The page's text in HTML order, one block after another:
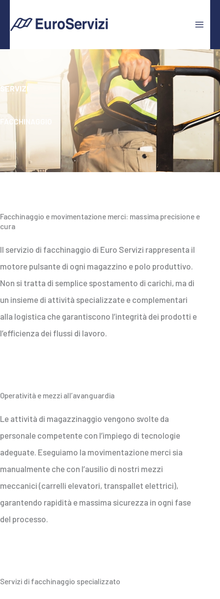
contenuto
SERVIZI
FACCHINAGGIO
Facchinaggio e movimentazione merci: massima precisione e
cura
Il servizio di facchinaggio di Euro Servizi rappresenta il
motore pulsante di ogni magazzino e polo produttivo.
Non si tratta di semplice spostamento di carichi, ma di
un insieme di attività specializzate e complementari
alla logistica che garantiscono l’integrità dei prodotti e
l’efficienza dei flussi di lavoro.
Operatività e mezzi all’avanguardia
Le attività di magazzinaggio vengono svolte da
personale competente con l’impiego di tecnologie
adeguate. Eseguiamo la movimentazione merci sia
manualmente che con l’ausilio di nostri mezzi
meccanici (carrelli elevatori, transpallet elettrici),
garantendo rapidità e massima sicurezza in ogni fase
del processo.
Servizi di facchinaggio specializzato